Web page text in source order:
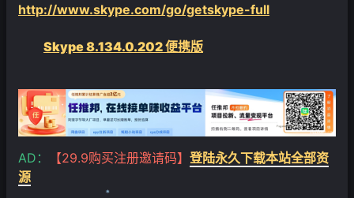
http://www.skype.com/go/getskype-full
Skype 8.134.0.202 便携版
AD： 【29.9购买注册邀请码】 登陆永久下载本站全部资
源